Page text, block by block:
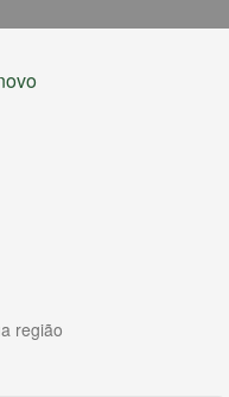
região